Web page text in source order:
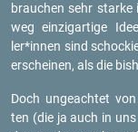
brau­chen sehr
weg ein­zig­ar­ti­ge
ler*innen sind
er­schei­nen, als die
Doch un­ge­ach­tet
ten (die ja auch in